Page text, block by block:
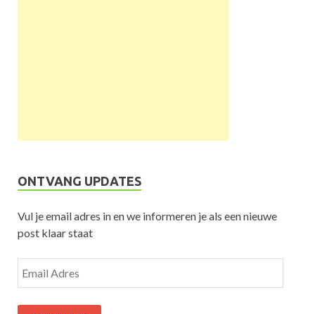
ONTVANG UPDATES
Vul je email adres in en we informeren je als een nieuwe
post klaar staat